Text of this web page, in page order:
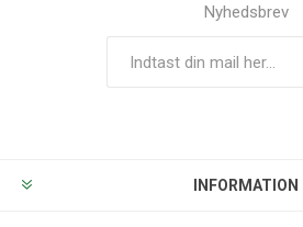
Nyhedsbrev
INFORMATION